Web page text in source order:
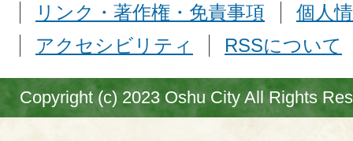
リンク・著作権・免責事項
個人
アクセシビリティ
RSSについて
Copyright (c) 2023 Oshu City All Rights